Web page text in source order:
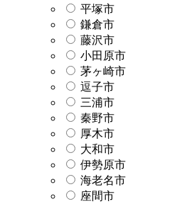
平塚市
鎌倉市
藤沢市
小田原市
茅ヶ崎市
逗子市
三浦市
秦野市
厚木市
大和市
伊勢原市
海老名市
座間市